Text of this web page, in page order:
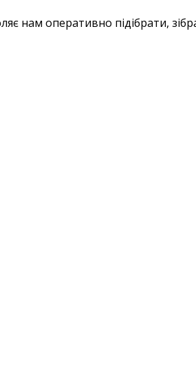
нам оперативно підібрати,